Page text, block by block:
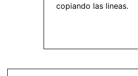
copiando las lineas.